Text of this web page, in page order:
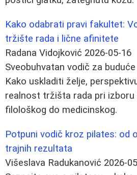
Kako odabrati pravi fakultet:
tržište rada i lične afinitete
Radana Vidojković 2026-05-16
Sveobuhvatan vodič za
Kako uskladiti želje,
realnost tržišta rada pri izboru
filološkog do medicinskog.
Potpuni vodič kroz pilates: od
trajnih rezultata
Višeslava Radukanović 2026-